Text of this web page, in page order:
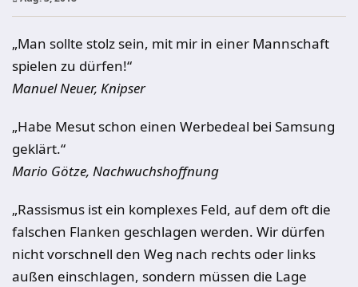
„Man sollte stolz sein, mit mir in einer Mannschaft
spielen zu dürfen!“
Manuel Neuer, Knipser
„Habe Mesut schon einen Werbedeal bei Samsung
geklärt.“
Mario Götze, Nachwuchshoffnung
„Rassismus ist ein komplexes Feld, auf dem oft die
falschen Flanken geschlagen werden. Wir dürfen
nicht vorschnell den Weg nach rechts oder links
außen einschlagen, sondern müssen die Lage